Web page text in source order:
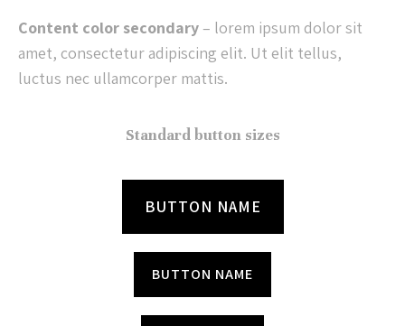
Content color secondary– lorem ipsum dolor sit
amet, consectetur adipiscing elit. Ut elit tellus,
luctus nec ullamcorper mattis.
Standard button sizes
BUTTON NAME
BUTTON NAME